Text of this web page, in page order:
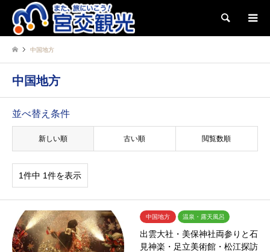
検索
中国地方
中国地方
並べ替え条件
新しい順 古い順 閲覧数順
1件中 1件を表示
中国地方 温泉・露天風呂
出雲大社・美保神社両参りと石
見神楽・足立美術館・松江探訪